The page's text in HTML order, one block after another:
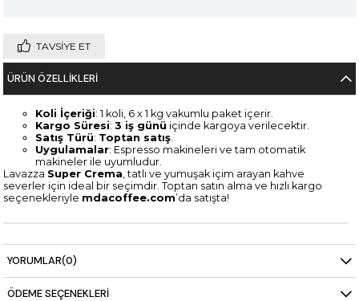
TAVSIYE ET
ÜRÜN ÖZELLIKLERI
Koli İçeriği: 1 koli, 6 x 1 kg vakumlu paket içerir.
Kargo Süresi:3 iş günü içinde kargoya verilecektir.
Satış Türü: Toptan satış
Uygulamalar: Espresso makineleri ve tam otomatik
makineler ile uyumludur.
Lavazza Super Crema , tatlı ve yumuşak içim arayan kahve
severler için ideal bir seçimdir. Toptan satın alma ve hızlı kargo
seçenekleriyle mdacoffee.com’da satışta!
YORUMLAR(0)
ÖDEME SEÇENEKLERI